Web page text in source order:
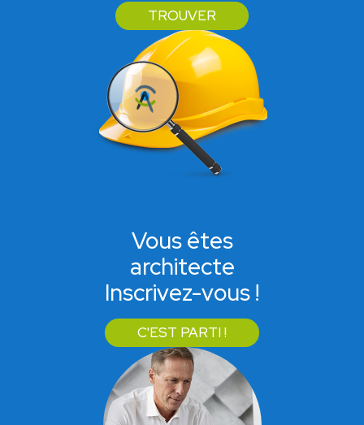
TROUVER
Vous êtes
architecte
Inscrivez-vous !
C'EST PARTI !